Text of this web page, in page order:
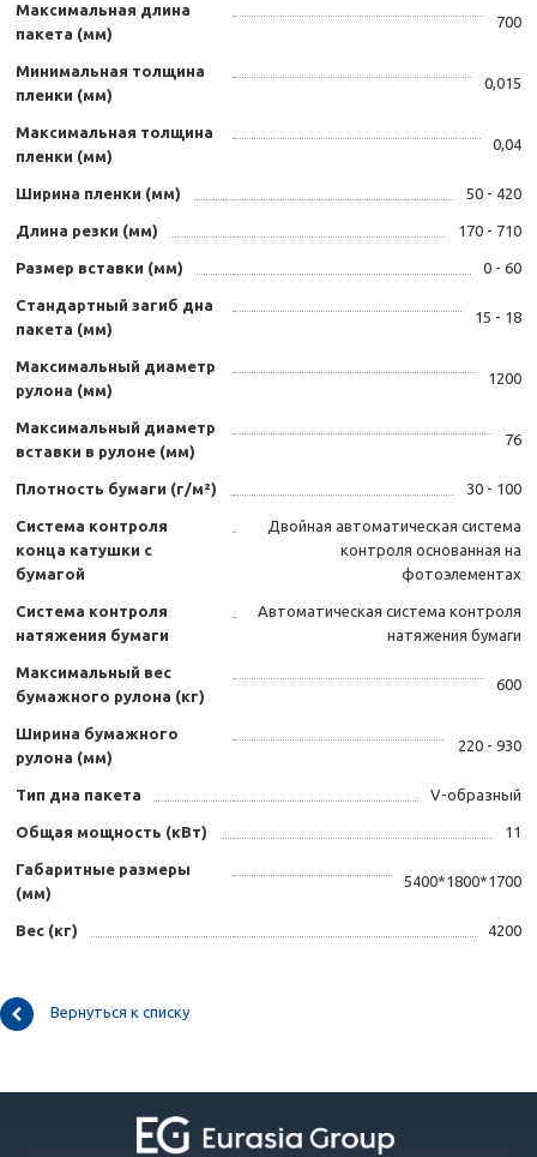
Максимальная длина
пакета (мм)
700
Минимальная толщина
пленки (мм)
0,015
Максимальная толщина
пленки (мм)
0,04
Ширина пленки (мм) 50 - 420
Длина резки (мм) 170 - 710
Размер вставки (мм) 0 - 60
Стандартный загиб дна
пакета (мм)
15 - 18
Максимальный диаметр
рулона (мм)
1200
Максимальный диаметр
вставки в рулоне (мм)
76
Плотность бумаги (г/м²) 30 - 100
Система контроля
конца катушки с
бумагой
Двойная автоматическая система
контроля основанная на
фотоэлементах
Система контроля
натяжения бумаги
Автоматическая система контроля
натяжения бумаги
Максимальный вес
бумажного рулона (кг)
600
Ширина бумажного
рулона (мм)
220 - 930
Тип дна пакета V-образный
Общая мощность (кВт) 11
Габаритные размеры
(мм)
5400*1800*1700
Вес (кг) 4200
Вернуться к списку